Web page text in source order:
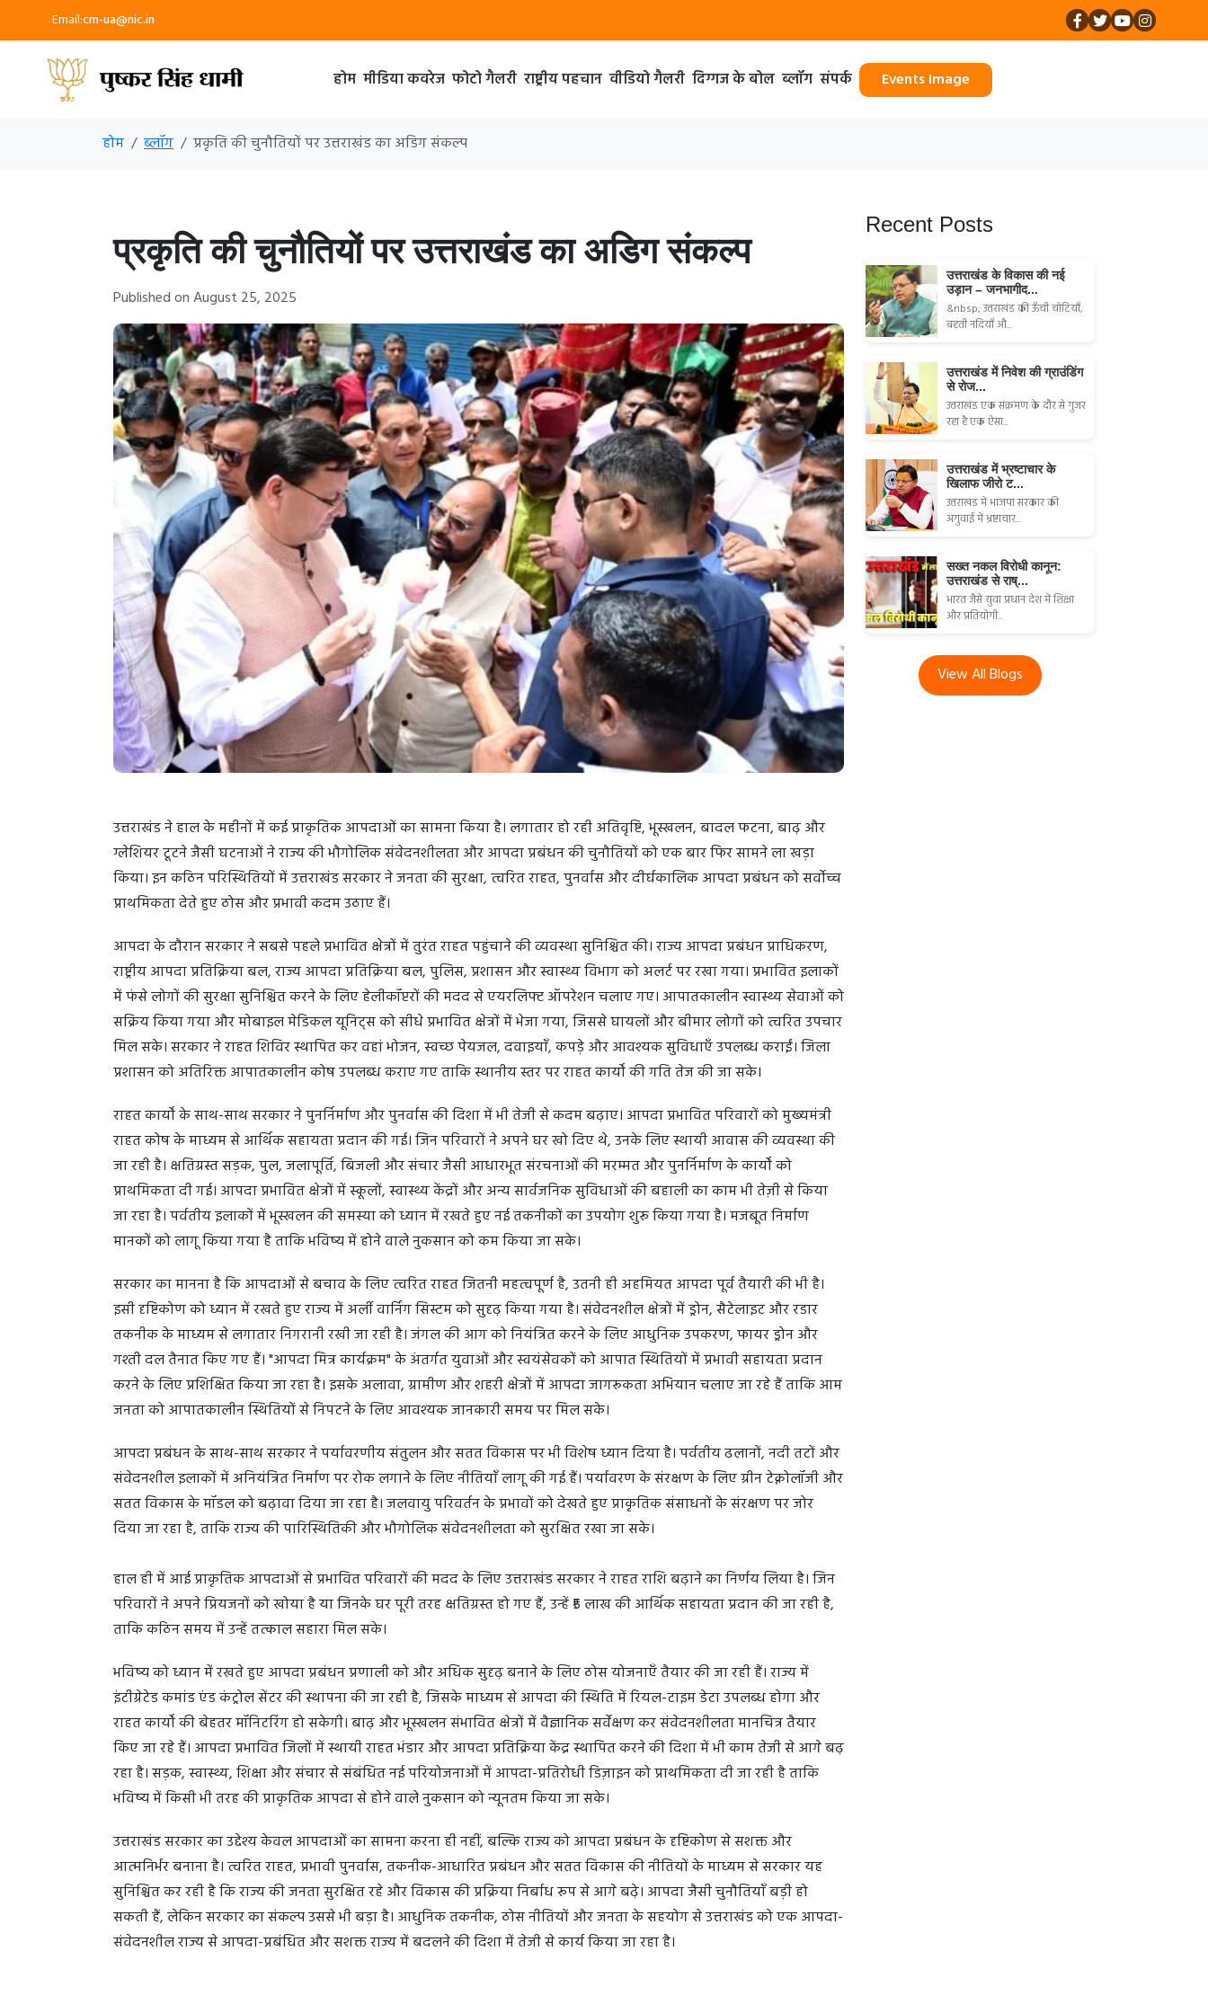
Email:cm-ua@nic.in
होम मीडिया कवरेज फोटो गैलरी राष्ट्रीय पहचान वीडियो गैलरी दिग्गज के बोल ब्लॉग संपर्क Events Image
होम ब्लॉग प्रकृति की चुनौतियों पर उत्तराखंड का अडिग संकल्प
प्रकृति की चुनौतियों पर उत्तराखंड का अडिग संकल्प
Published on August 25, 2025
उत्तराखंड ने हाल के महीनों में कई प्राकृतिक आपदाओं का सामना किया है। लगातार हो रही अतिवृष्टि, भूस्खलन, बादल फटना, बाढ़ और
ग्लेशियर टूटने जैसी घटनाओं ने राज्य की भौगोलिक संवेदनशीलता और आपदा प्रबंधन की चुनौतियों को एक बार फिर सामने ला खड़ा
किया। इन कठिन परिस्थितियों में उत्तराखंड सरकार ने जनता की सुरक्षा, त्वरित राहत, पुनर्वास और दीर्घकालिक आपदा प्रबंधन को सर्वोच्च
प्राथमिकता देते हुए ठोस और प्रभावी कदम उठाए हैं।
आपदा के दौरान सरकार ने सबसे पहले प्रभावित क्षेत्रों में तुरंत राहत पहुंचाने की व्यवस्था सुनिश्चित की। राज्य आपदा प्रबंधन प्राधिकरण,
राष्ट्रीय आपदा प्रतिक्रिया बल, राज्य आपदा प्रतिक्रिया बल, पुलिस, प्रशासन और स्वास्थ्य विभाग को अलर्ट पर रखा गया। प्रभावित इलाकों
में फंसे लोगों की सुरक्षा सुनिश्चित करने के लिए हेलीकॉप्टरों की मदद से एयरलिफ्ट ऑपरेशन चलाए गए। आपातकालीन स्वास्थ्य सेवाओं को
सक्रिय किया गया और मोबाइल मेडिकल यूनिट्स को सीधे प्रभावित क्षेत्रों में भेजा गया, जिससे घायलों और बीमार लोगों को त्वरित उपचार
मिल सके। सरकार ने राहत शिविर स्थापित कर वहां भोजन, स्वच्छ पेयजल, दवाइयाँ, कपड़े और आवश्यक सुविधाएँ उपलब्ध कराईं। जिला
प्रशासन को अतिरिक्त आपातकालीन कोष उपलब्ध कराए गए ताकि स्थानीय स्तर पर राहत कार्यों की गति तेज की जा सके।
राहत कार्यों के साथ-साथ सरकार ने पुनर्निर्माण और पुनर्वास की दिशा में भी तेजी से कदम बढ़ाए। आपदा प्रभावित परिवारों को मुख्यमंत्री
राहत कोष के माध्यम से आर्थिक सहायता प्रदान की गई। जिन परिवारों ने अपने घर खो दिए थे, उनके लिए स्थायी आवास की व्यवस्था की
जा रही है। क्षतिग्रस्त सड़क, पुल, जलापूर्ति, बिजली और संचार जैसी आधारभूत संरचनाओं की मरम्मत और पुनर्निर्माण के कार्यों को
प्राथमिकता दी गई। आपदा प्रभावित क्षेत्रों में स्कूलों, स्वास्थ्य केंद्रों और अन्य सार्वजनिक सुविधाओं की बहाली का काम भी तेज़ी से किया
जा रहा है। पर्वतीय इलाकों में भूस्खलन की समस्या को ध्यान में रखते हुए नई तकनीकों का उपयोग शुरू किया गया है। मजबूत निर्माण
मानकों को लागू किया गया है ताकि भविष्य में होने वाले नुकसान को कम किया जा सके।
सरकार का मानना है कि आपदाओं से बचाव के लिए त्वरित राहत जितनी महत्वपूर्ण है, उतनी ही अहमियत आपदा पूर्व तैयारी की भी है।
इसी दृष्टिकोण को ध्यान में रखते हुए राज्य में अर्ली वार्निंग सिस्टम को सुदृढ़ किया गया है। संवेदनशील क्षेत्रों में ड्रोन, सैटेलाइट और रडार
तकनीक के माध्यम से लगातार निगरानी रखी जा रही है। जंगल की आग को नियंत्रित करने के लिए आधुनिक उपकरण, फायर ड्रोन और
गश्ती दल तैनात किए गए हैं। "आपदा मित्र कार्यक्रम" के अंतर्गत युवाओं और स्वयंसेवकों को आपात स्थितियों में प्रभावी सहायता प्रदान
करने के लिए प्रशिक्षित किया जा रहा है। इसके अलावा, ग्रामीण और शहरी क्षेत्रों में आपदा जागरूकता अभियान चलाए जा रहे हैं ताकि आम
जनता को आपातकालीन स्थितियों से निपटने के लिए आवश्यक जानकारी समय पर मिल सके।
आपदा प्रबंधन के साथ-साथ सरकार ने पर्यावरणीय संतुलन और सतत विकास पर भी विशेष ध्यान दिया है। पर्वतीय ढलानों, नदी तटों और
संवेदनशील इलाकों में अनियंत्रित निर्माण पर रोक लगाने के लिए नीतियाँ लागू की गई हैं। पर्यावरण के संरक्षण के लिए ग्रीन टेक्नोलॉजी और
सतत विकास के मॉडल को बढ़ावा दिया जा रहा है। जलवायु परिवर्तन के प्रभावों को देखते हुए प्राकृतिक संसाधनों के संरक्षण पर जोर
दिया जा रहा है, ताकि राज्य की पारिस्थितिकी और भौगोलिक संवेदनशीलता को सुरक्षित रखा जा सके।
हाल ही में आई प्राकृतिक आपदाओं से प्रभावित परिवारों की मदद के लिए उत्तराखंड सरकार ने राहत राशि बढ़ाने का निर्णय लिया है। जिन
परिवारों ने अपने प्रियजनों को खोया है या जिनके घर पूरी तरह क्षतिग्रस्त हो गए हैं, उन्हें ₹5 लाख की आर्थिक सहायता प्रदान की जा रही है,
ताकि कठिन समय में उन्हें तत्काल सहारा मिल सके।
भविष्य को ध्यान में रखते हुए आपदा प्रबंधन प्रणाली को और अधिक सुदृढ़ बनाने के लिए ठोस योजनाएँ तैयार की जा रही हैं। राज्य में
इंटीग्रेटेड कमांड एंड कंट्रोल सेंटर की स्थापना की जा रही है, जिसके माध्यम से आपदा की स्थिति में रियल-टाइम डेटा उपलब्ध होगा और
राहत कार्यों की बेहतर मॉनिटरिंग हो सकेगी। बाढ़ और भूस्खलन संभावित क्षेत्रों में वैज्ञानिक सर्वेक्षण कर संवेदनशीलता मानचित्र तैयार
किए जा रहे हैं। आपदा प्रभावित जिलों में स्थायी राहत भंडार और आपदा प्रतिक्रिया केंद्र स्थापित करने की दिशा में भी काम तेजी से आगे बढ़
रहा है। सड़क, स्वास्थ्य, शिक्षा और संचार से संबंधित नई परियोजनाओं में आपदा-प्रतिरोधी डिज़ाइन को प्राथमिकता दी जा रही है ताकि
भविष्य में किसी भी तरह की प्राकृतिक आपदा से होने वाले नुकसान को न्यूनतम किया जा सके।
उत्तराखंड सरकार का उद्देश्य केवल आपदाओं का सामना करना ही नहीं, बल्कि राज्य को आपदा प्रबंधन के दृष्टिकोण से सशक्त और
आत्मनिर्भर बनाना है। त्वरित राहत, प्रभावी पुनर्वास, तकनीक-आधारित प्रबंधन और सतत विकास की नीतियों के माध्यम से सरकार यह
सुनिश्चित कर रही है कि राज्य की जनता सुरक्षित रहे और विकास की प्रक्रिया निर्बाध रूप से आगे बढ़े। आपदा जैसी चुनौतियाँ बड़ी हो
सकती हैं, लेकिन सरकार का संकल्प उससे भी बड़ा है। आधुनिक तकनीक, ठोस नीतियों और जनता के सहयोग से उत्तराखंड को एक आपदा-
संवेदनशील राज्य से आपदा-प्रबंधित और सशक्त राज्य में बदलने की दिशा में तेजी से कार्य किया जा रहा है।
Recent Posts
उत्तराखंड के विकास की नई
उड़ान – जनभागीद...
&nbsp; उत्तराखंड की ऊँची चोटियाँ,
बहती नदियाँ औ...
उत्तराखंड में निवेश की ग्राउंडिंग
से रोज...
उत्तराखंड एक संक्रमण के दौर से गुजर
रहा है एक ऐसा...
उत्तराखंड में भ्रष्टाचार के
खिलाफ जीरो ट...
उत्तराखंड में भाजपा सरकार की
अगुवाई में भ्रष्टाचार...
सख्त नकल विरोधी कानून:
उत्तराखंड से राष्...
भारत जैसे युवा प्रधान देश में शिक्षा
और प्रतियोगी...
View All Blogs